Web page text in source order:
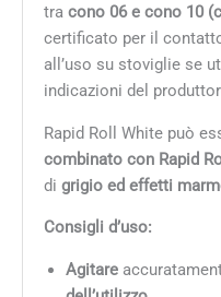
tra cono 06 e cono 10
certificato per il
all’uso su stoviglie se
indicazioni del
Rapid Roll White può
combinato con Rapid
di grigio ed effetti
Consigli d’uso:
Agitare